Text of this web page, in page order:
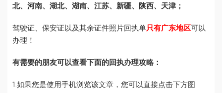
北、河南、湖北、湖南、江苏、新疆、陕西、天津；
驾驶证、保安证以及其余证件照片回执单只有广东地区可以
办理！
有需要的朋友可以查看下面的回执办理攻略：
1.如果您是使用手机浏览该文章，您可以直接点击下方图